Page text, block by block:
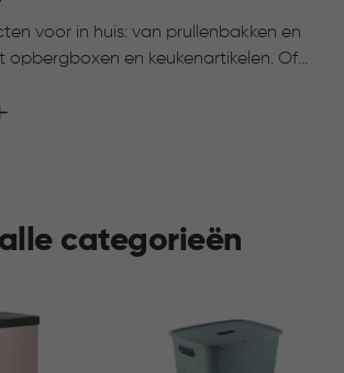
voor in huis: van prullenbakken en
opbergboxen en keukenartikelen. Of
oplossingen. Alles voor meer gemak,
categorieën